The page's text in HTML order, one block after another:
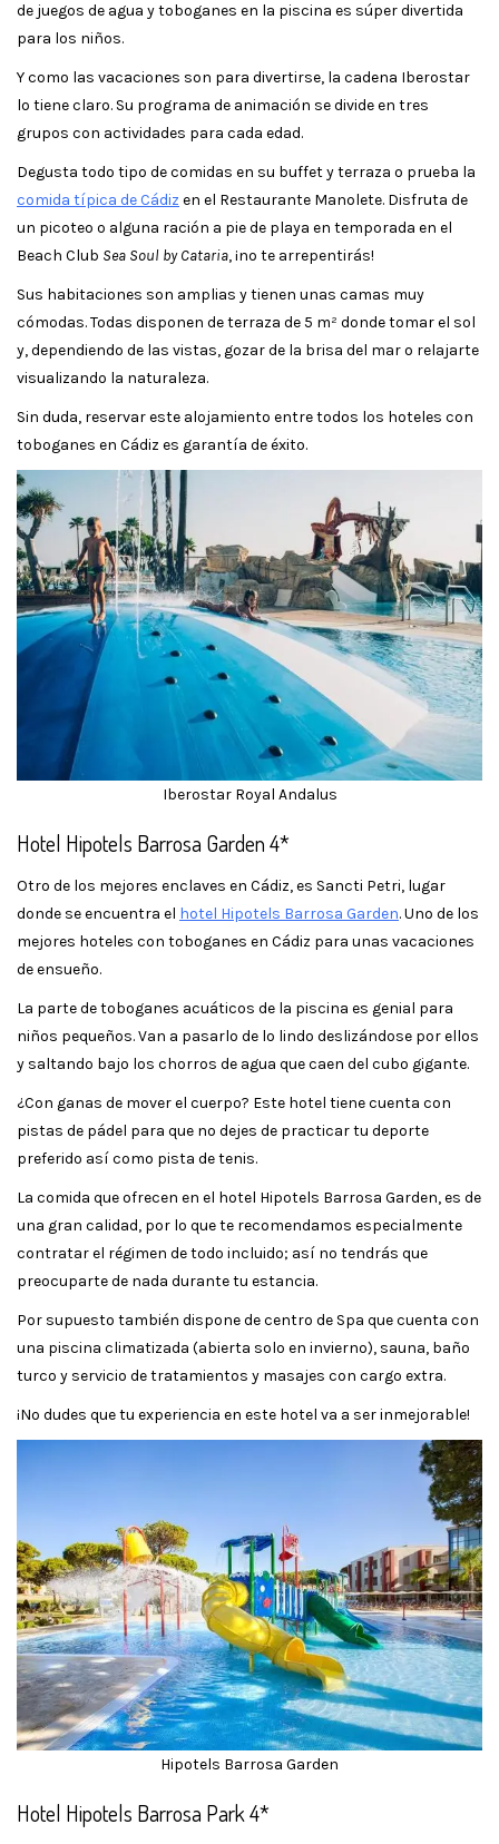
de juegos de agua y toboganes en la piscina es súper divertida
para los niños.
Y como las vacaciones son para divertirse, la cadena Iberostar
lo tiene claro. Su programa de animación se divide en tres
grupos con actividades para cada edad.
Degusta todo tipo de comidas en su buffet y terraza o prueba la
comida típica de Cádiz en el Restaurante Manolete. Disfruta de
un picoteo o alguna ración a pie de playa en temporada en el
Beach Club Sea Soul by Cataria, ¡no te arrepentirás!
Sus habitaciones son amplias y tienen unas camas muy
cómodas. Todas disponen de terraza de 5 m² donde tomar el sol
y, dependiendo de las vistas, gozar de la brisa del mar o relajarte
visualizando la naturaleza.
Sin duda, reservar este alojamiento entre todos los hoteles con
toboganes en Cádiz es garantía de éxito.
Iberostar Royal Andalus
Hotel Hipotels Barrosa Garden 4*
Otro de los mejores enclaves en Cádiz, es Sancti Petri, lugar
donde se encuentra el hotel Hipotels Barrosa Garden. Uno de los
mejores hoteles con toboganes en Cádiz para unas vacaciones
de ensueño.
La parte de toboganes acuáticos de la piscina es genial para
niños pequeños. Van a pasarlo de lo lindo deslizándose por ellos
y saltando bajo los chorros de agua que caen del cubo gigante.
¿Con ganas de mover el cuerpo? Este hotel tiene cuenta con
pistas de pádel para que no dejes de practicar tu deporte
preferido así como pista de tenis.
La comida que ofrecen en el hotel Hipotels Barrosa Garden, es de
una gran calidad, por lo que te recomendamos especialmente
contratar el régimen de todo incluido; así no tendrás que
preocuparte de nada durante tu estancia.
Por supuesto también dispone de centro de Spa que cuenta con
una piscina climatizada (abierta solo en invierno), sauna, baño
turco y servicio de tratamientos y masajes con cargo extra.
¡No dudes que tu experiencia en este hotel va a ser inmejorable!
Hipotels Barrosa Garden
Hotel Hipotels Barrosa Park 4*